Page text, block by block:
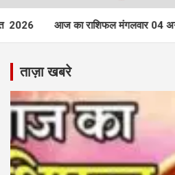
04 अगस्त 2026 आज का
ताज़ा खबरे